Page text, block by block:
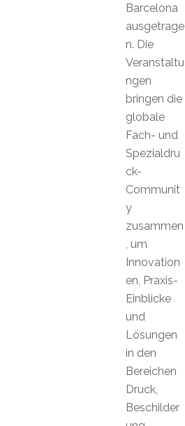
Barcelona
ausgetrage
n. Die
Veranstaltu
ngen
bringen die
globale
Fach- und
Spezialdru
ck-
Communit
y
zusammen
, um
Innovation
en, Praxis-
Einblicke
und
Lösungen
in den
Bereichen
Druck,
Beschilder